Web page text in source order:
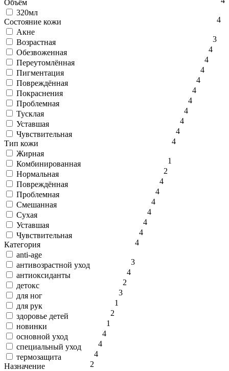
Объём
320мл
4
Состояние кожи
Акне
3
Возрастная
4
Обезвоженная
4
Переутомлённая
4
Пигментация
4
Повреждённая
4
Покраснения
4
Проблемная
4
Тусклая
4
Уставшая
4
Чувствительная
4
Тип кожи
Жирная
1
Комбинированная
2
Нормальная
4
Повреждённая
4
Проблемная
4
Смешанная
4
Сухая
4
Уставшая
4
Чувствительная
4
Категория
anti-age
3
антивозрастной уход
4
антиоксиданты
2
детокс
3
для ног
1
для рук
2
здоровье детей
1
новинки
4
основной уход
4
специальный уход
4
термозащита
2
Назначение